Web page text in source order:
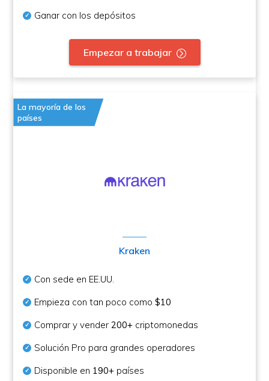
Ganar con los depósitos
Empezar a trabajar
La mayoría de los
países
Kraken
Con sede en EE.UU.
Empieza con tan poco como$10
Comprar y vender200+ criptomonedas
Solución Pro para grandes operadores
Disponible en 190+ países